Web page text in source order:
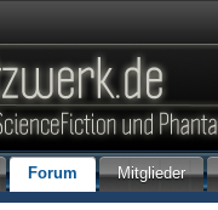
Forum Mitglieder